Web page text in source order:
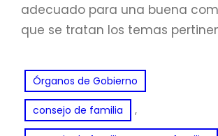
adecuado para una buena
que se tratan los temas
Órganos de Gobierno
consejo de familia ,